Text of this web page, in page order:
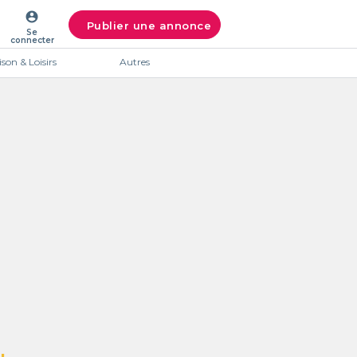
account_circle
Se
connecter
Publier une annonce
& Loisirs Autres